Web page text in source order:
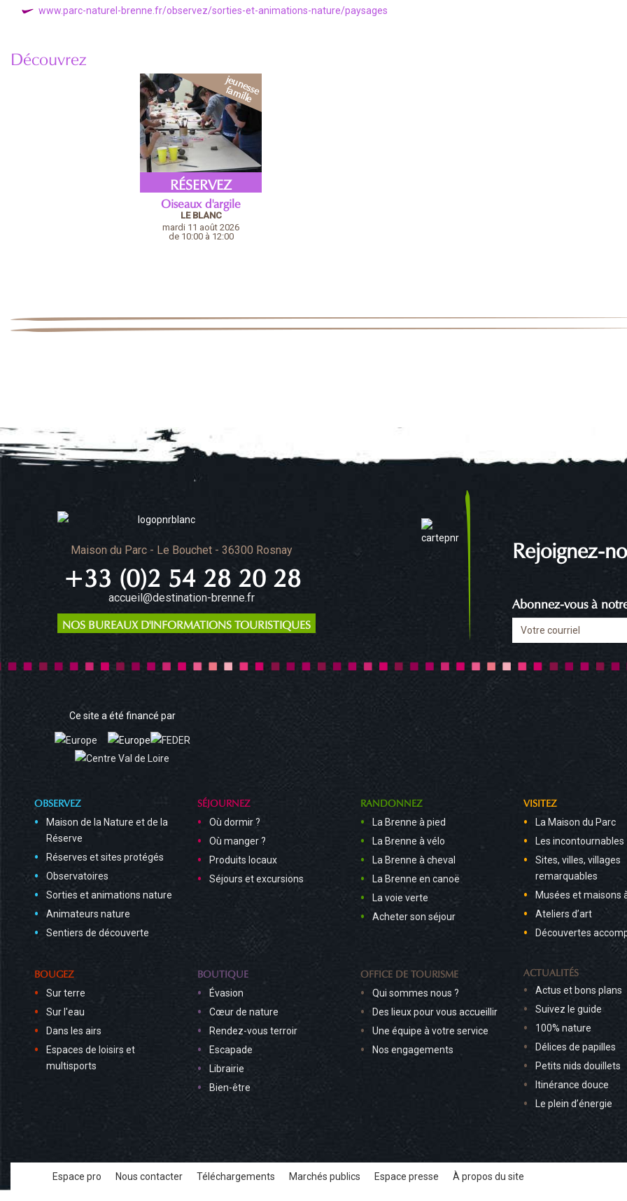
www.parc-naturel-brenne.fr/observez/sorties-et-animations-nature/paysages
Découvrez
RÉSERVEZ
Oiseaux d'argile
LE BLANC
mardi 11 août 2026
de 10:00 à 12:00
Maison du Parc - Le Bouchet - 36300 Rosnay
+33 (0)2 54 28 20 28
accueil@destination-brenne.fr
NOS BUREAUX D'INFORMATIONS TOURISTIQUES
Rejoignez-
Abonnez-vous à
Ce site a été financé par
OBSERVEZ
Maison de la Nature et de la
Réserve
Réserves et sites protégés
Observatoires
Sorties et animations nature
Animateurs nature
Sentiers de découverte
SÉJOURNEZ
Où dormir ?
Où manger ?
Produits locaux
Séjours et excursions
RANDONNEZ
La Brenne à pied
La Brenne à vélo
La Brenne à cheval
La Brenne en canoë
La voie verte
Acheter son séjour
VISITEZ
La Maison du Parc
Les incontournables
Sites, villes, villages
remarquables
Musées et maisons
Ateliers d’art
Découvertes
BOUGEZ
Sur terre
Sur l'eau
Dans les airs
Espaces de loisirs et
multisports
BOUTIQUE
Évasion
Cœur de nature
Rendez-vous terroir
Escapade
Librairie
Bien-être
OFFICE DE TOURISME
Qui sommes nous ?
Des lieux pour vous accueillir
Une équipe à votre service
Nos engagements
ACTUALITÉS
Actus et bons plans
Suivez le guide
100% nature
Délices de papilles
Petits nids douillets
Itinérance douce
Le plein d’énergie
Espace pro Nous contacter Téléchargements Marchés publics Espace presse À propos du site